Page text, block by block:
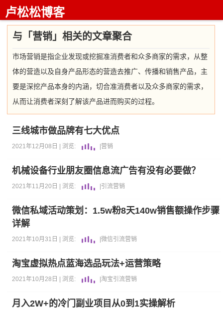
卢松松博客
与「营销」相关的文章聚合
市场营销是指企业发现或挖掘准消费者和众多商家的需求，从整
体的营造以及自身产品形态的营造去推广、传播和销售产品，主
要是深挖产品本身的内涵，切合准消费者以及众多商家的需求，
从而让消费者深刻了解该产品进而购买的过程。
三线城市做品牌有七大优点
2021年12月08日 | 浏览: 营销
机械设备行业朋友圈信息流广告有没有必要做？
2021年11月20日 | 浏览: 引流营销
微信私域活动策划：1.5w粉8天140w销售额操作步骤
详解
2021年10月31日 | 浏览: |微信引流营销
淘宝虚拟热点蓝海选品玩法+运营策略
2021年10月28日 | 浏览: |淘宝引流营销
月入2W+的冷门副业项目从0到1实操解析